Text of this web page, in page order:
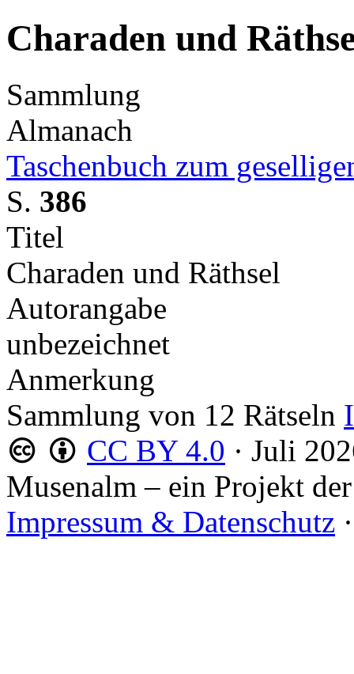
Charaden und
Sammlung
Almanach
Taschenbuch zum
S. 386
Titel
Charaden und Räthsel
Autorangabe
unbezeichnet
Anmerkung
Sammlung von 12 Rätseln
CC BY 4.0 · Juli
Musenalm – ein Projekt der
Impressum & Datenschutz ·